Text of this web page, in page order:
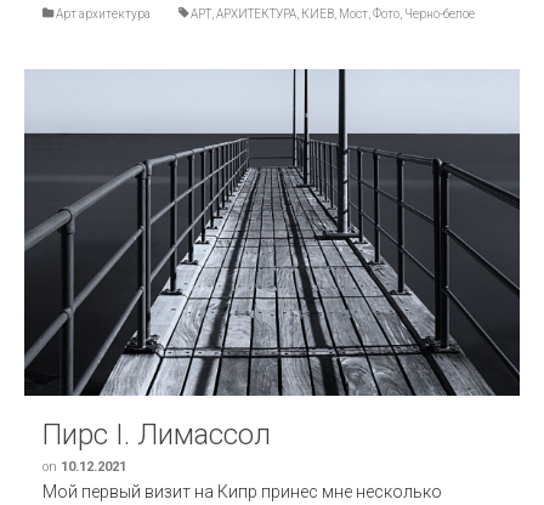
Арт архитектура АРТ АРХИТЕКТУРА КИЕВ Мост Фото Черно-белое
Пирс I. Лимассол
on 10.12.2021
Мой первый визит на Кипр принес мне несколько